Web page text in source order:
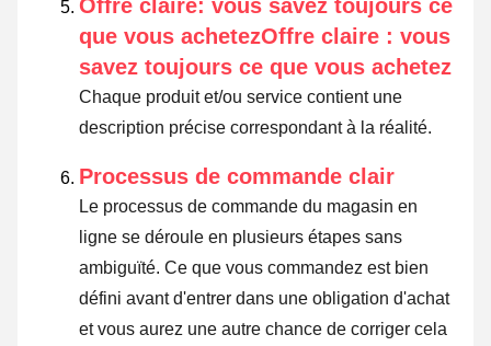
Offre claire: vous savez toujours ce
que vous achetezOffre claire : vous
savez toujours ce que vous achetez
Chaque produit et/ou service contient une
description précise correspondant à la réalité.
Processus de commande clair
Le processus de commande du magasin en
ligne se déroule en plusieurs étapes sans
ambiguïté. Ce que vous commandez est bien
défini avant d'entrer dans une obligation d'achat
et vous aurez une autre chance de corriger cela